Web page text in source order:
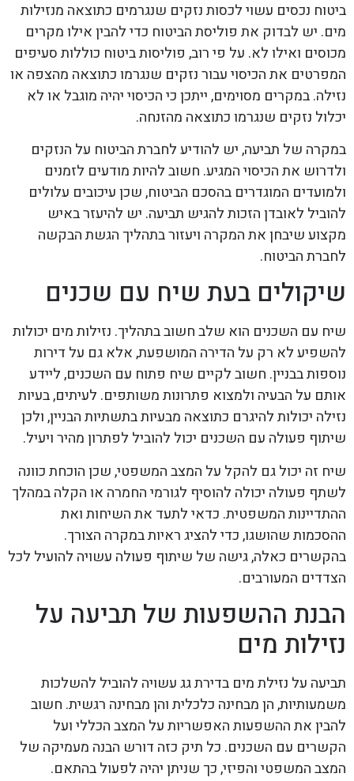
ביטוח נכסים עשוי לכסות נזקים שנגרמים כתוצאה מנזילות
מים. יש לבדוק את פוליסת הביטוח כדי להבין אילו מקרים
מכוסים ואילו לא. על פי רוב, פוליסות ביטוח כוללות סעיפים
המפרטים את הכיסוי עבור נזקים שנגרמו כתוצאה מהצפה או
נזילה. במקרים מסוימים, ייתכן כי הכיסוי יהיה מוגבל או לא
יכלול נזקים שנגרמו כתוצאה מהזנחה.
במקרה של תביעה, יש להודיע לחברת הביטוח על הנזקים
ולדרוש את הכיסוי המגיע. חשוב להיות מודעים לזמנים
ולמועדים המוגדרים בהסכם הביטוח, שכן עיכובים עלולים
להוביל לאובדן הזכות להגיש תביעה. יש להיעזר באיש
מקצוע שיבחן את המקרה ויעזור בתהליך הגשת הבקשה
לחברת הביטוח.
שיקולים בעת שיח עם שכנים
שיח עם השכנים הוא שלב חשוב בתהליך. נזילות מים יכולות
להשפיע לא רק על הדירה המושפעת, אלא גם על דירות
נוספות בבניין. חשוב לקיים שיח פתוח עם השכנים, ליידע
אותם על הבעיה ולמצוא פתרונות משותפים. לעיתים, בעיות
נזילה יכולות להיגרם כתוצאה מבעיות בתשתיות הבניין, ולכן
שיתוף פעולה עם השכנים יכול להוביל לפתרון מהיר ויעיל.
שיח זה יכול גם להקל על המצב המשפטי, שכן הוכחת כוונה
לשתף פעולה יכולה להוסיף לגורמי החמרה או הקלה במהלך
ההתדיינות המשפטית. כדאי לתעד את השיחות ואת
ההסכמות שהושגו, כדי להציג ראיות במקרה הצורך.
בהקשרים כאלה, גישה של שיתוף פעולה עשויה להועיל לכל
הצדדים המעורבים.
הבנת ההשפעות של תביעה על
נזילות מים
תביעה על נזילת מים בדירת גג עשויה להוביל להשלכות
משמעותיות, הן מבחינה כלכלית והן מבחינה רגשית. חשוב
להבין את ההשפעות האפשריות על המצב הכללי ועל
הקשרים עם השכנים. כל תיק כזה דורש הבנה מעמיקה של
המצב המשפטי והפיזי, כך שניתן יהיה לפעול בהתאם.